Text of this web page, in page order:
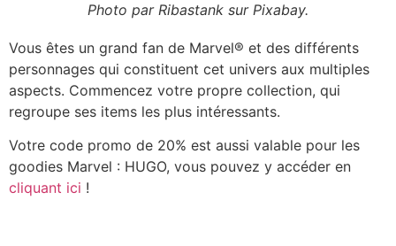
Photo par Ribastank sur Pixabay.
Vous êtes un grand fan de Marvel® et des différents
personnages qui constituent cet univers aux multiples
aspects. Commencez votre propre collection, qui
regroupe ses items les plus intéressants.
Votre code promo de 20% est aussi valable pour les
goodies Marvel : HUGO, vous pouvez y accéder en
cliquant ici !